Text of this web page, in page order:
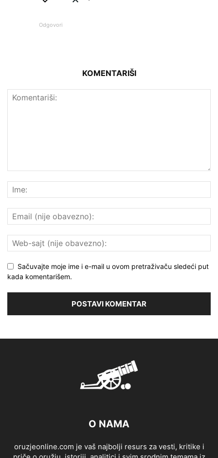
Odgovori
KOMENTARIŠI
Sačuvajte moje ime i e-mail u ovom pretraživaču sledeći put
kada komentarišem.
O NAMA
oruzjeonline.com je vaš najbolji resurs za vesti, kritike i